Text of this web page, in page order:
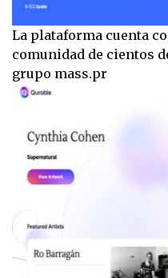
La plataforma cuenta
comunidad de cientos
grupo mass.pr